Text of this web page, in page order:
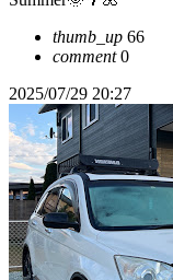
thumb_up 66
comment0
2025/07/29 20:27